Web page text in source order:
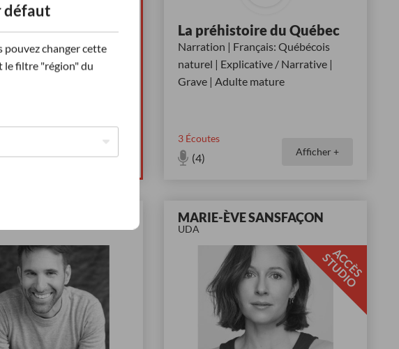
défaut
pouvez changer cette
le filtre "région" du
| Français: Normatif,
naturel | Affirmée /
La préhistoire du Québec
Narration | Français: Québécois
naturel | Explicative / Narrative |
Grave | Adulte mature
3 Écoutes
(4) Afficher +
MARIE-ÈVE SANSFAÇON
UDA
A
C
C
È
S
S
T
U
D
I
O